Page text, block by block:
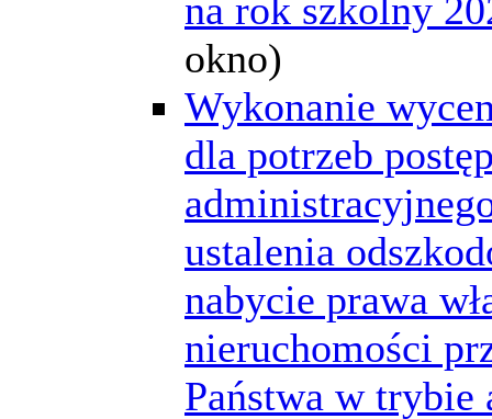
na rok szkolny
okno)
Wykonanie
dla potrzeb
ustalenia
nabycie prawa
nieruchomości
Państwa w trybie